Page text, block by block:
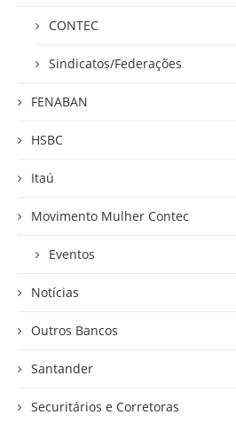
CONTEC
Sindicatos/Federações
FENABAN
HSBC
Itaú
Movimento Mulher Contec
Eventos
Notícias
Outros Bancos
Santander
Securitários e Corretoras